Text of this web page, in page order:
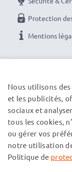
Protection
Mentions
NOS
© subtel.fr 2026
Tous les prix
Veuillez noter que
Nous utilisons
et les publicités,
sociaux et
tous les cookies,
ou gérer vos
notre utilisation
Politique de